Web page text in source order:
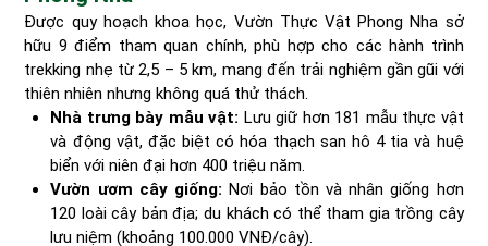
Được quy hoạch khoa học, Vườn Thực Vật Phong Nha sở
hữu 9 điểm tham quan chính, phù hợp cho các hành trình
trekking nhẹ từ 2,5 – 5 km, mang đến trải nghiệm gần gũi với
thiên nhiên nhưng không quá thử thách.
Nhà trưng bày mẫu vật: Lưu giữ hơn 181 mẫu thực vật
và động vật, đặc biệt có hóa thạch san hô 4 tia và huệ
biển với niên đại hơn 400 triệu năm.
Vườn ươm cây giống: Nơi bảo tồn và nhân giống hơn
120 loài cây bản địa; du khách có thể tham gia trồng cây
lưu niệm (khoảng 100.000 VNĐ/cây).